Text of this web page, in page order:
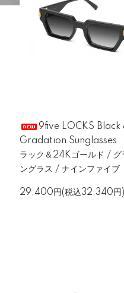
9five LOCKS
Gradation Sunglasses
ラック＆24Kゴールド / グ
ングラス / ナインファイブ
29,400円(税込32,340円)